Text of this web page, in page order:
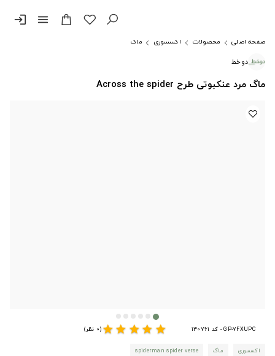
menu
login
صفحه اصلی محصولات اکسسوری
ماگ
دوخط
ماگ مرد عنکبوتی طرح Across the spider
GP-7FXUPC - کد 130761 star
star
star
star
star(0 نظر)
اکسسوری ماگ spiderman spider verse